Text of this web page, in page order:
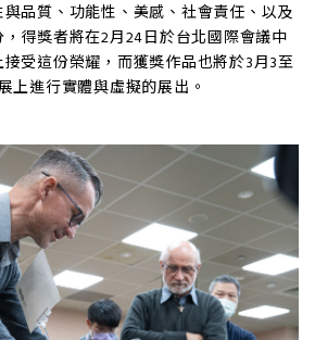
品質、功能性、美感、社會責任、以及
得獎者將在2月24日於台北國際會議中
受這份榮耀，而獲獎作品也將於3月3至
上進行實體與虛擬的展出。